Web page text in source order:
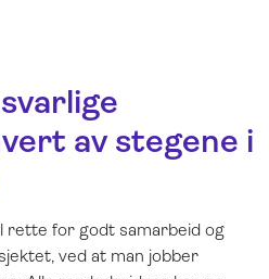
av stegene i
rette for godt samarbeid og
ved at man jobber